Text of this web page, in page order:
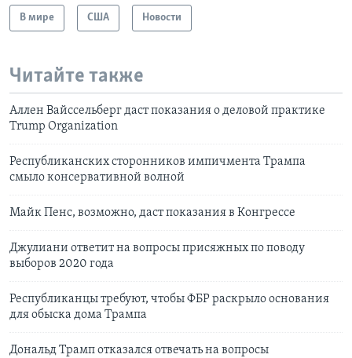
В мире США Новости
Читайте также
Аллен Вайссельберг даст показания о деловой практике
Trump Organization
Республиканских сторонников импичмента Трампа
смыло консервативной волной
Майк Пенс, возможно, даст показания в Конгрессе
Джулиани ответит на вопросы присяжных по поводу
выборов 2020 года
Республиканцы требуют, чтобы ФБР раскрыло основания
для обыска дома Трампа
Дональд Трамп отказался отвечать на вопросы